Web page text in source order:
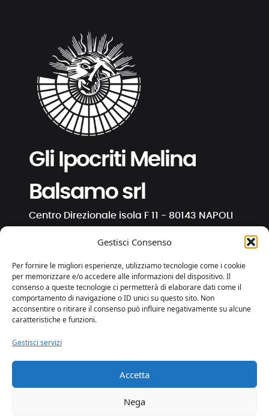
Gestisci Consenso
Per fornire le migliori esperienze, utilizziamo tecnologie come i cookie
per memorizzare e/o accedere alle informazioni del dispositivo. Il
consenso a queste tecnologie ci permetterà di elaborare dati come il
comportamento di navigazione o ID unici su questo sito. Non
acconsentire o ritirare il consenso può influire negativamente su alcune
caratteristiche e funzioni.
Gestisci servizi
Accetta
Nega
Gli Ipocriti Melina
Balsamo srl
Centro Direzionale isola F 11 - 80143 NAPOLI
gli.ipocriti@pcert.it
⋅ ⋅ ⋅
Privacy e Cookies